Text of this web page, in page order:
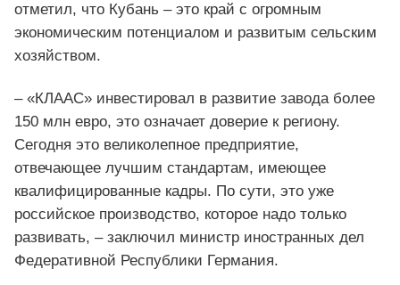
отметил, что Кубань – это край с огромным
экономическим потенциалом и развитым сельским
хозяйством.
– «КЛААС» инвестировал в развитие завода более
150 млн евро, это означает доверие к региону.
Сегодня это великолепное предприятие,
отвечающее лучшим стандартам, имеющее
квалифицированные кадры. По сути, это уже
российское производство, которое надо только
развивать, – заключил министр иностранных дел
Федеративной Республики Германия.